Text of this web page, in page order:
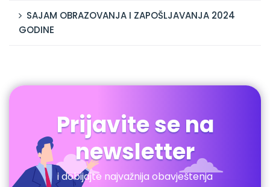
SAJAM OBRAZOVANJA I ZAPOŠLJAVANJA 2024
GODINE
Prijavite se na
newsletter
i dobijajte najvažnija obavještenja